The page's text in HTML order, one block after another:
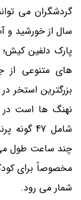
گردشگران می
سال از خورشید و
های متنوعی از
بزرگترین استخر
نهنگ ها است در
شامل 47
چند ساعت طول
مخصوصاً برای
شمار می رود.